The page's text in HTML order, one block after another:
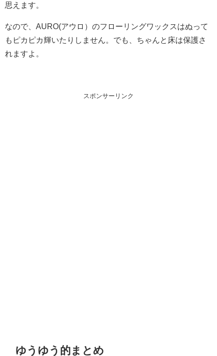
思えます。
なので、AURO(アウロ）のフローリングワックスはぬって
もピカピカ輝いたりしません。でも、ちゃんと床は保護さ
れますよ。
スポンサーリンク
ゆうゆう的まとめ